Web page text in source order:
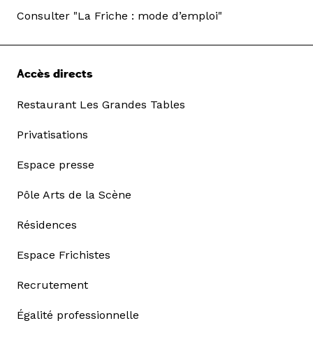
Consulter "La Friche : mode d’emploi"
Accès directs
Restaurant Les Grandes Tables
Privatisations
Espace presse
Pôle Arts de la Scène
Résidences
Espace Frichistes
Recrutement
Égalité professionnelle